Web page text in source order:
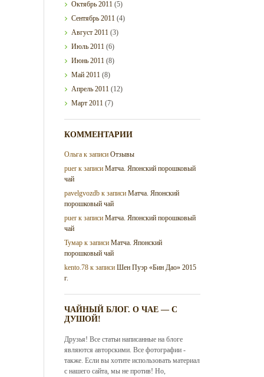
Октябрь2011 (5)
Сентябрь2011 (4)
Август2011 (3)
Июль2011 (6)
Июнь2011 (8)
Май2011 (8)
Апрель2011 (12)
Март2011 (7)
КОММЕНТАРИИ
Ольга к записиОтзывы
puer к записиМатча. Японский порошковый
чай
pavelgvozdb к записиМатча. Японский
порошковый чай
puer к записиМатча. Японский порошковый
чай
Тумар к записиМатча. Японский
порошковый чай
kento.78 к записиШен Пуэр «Бин Дао» 2015
г.
ЧАЙНЫЙ БЛОГ. О ЧАЕ — С
ДУШОЙ!
Друзья! Все статьи написанные на блоге
являются авторскими. Все фотографии -
также. Если вы хотите использовать материал
с нашего сайта, мы не против! Но,